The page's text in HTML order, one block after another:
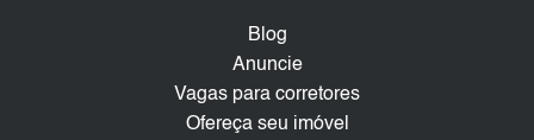
Blog
Anuncie
Vagas para corretores
Ofereça seu imóvel